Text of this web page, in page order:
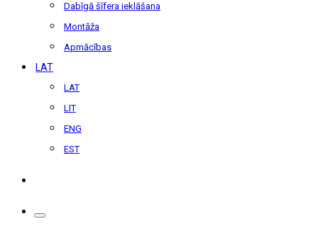
Dabīgā šīfera ieklāšana
Montāža
Apmācības
LAT
LAT
LIT
ENG
EST